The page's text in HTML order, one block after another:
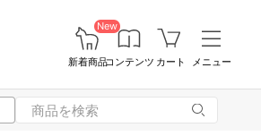
New
新着商品コンテンツ カート メニュー